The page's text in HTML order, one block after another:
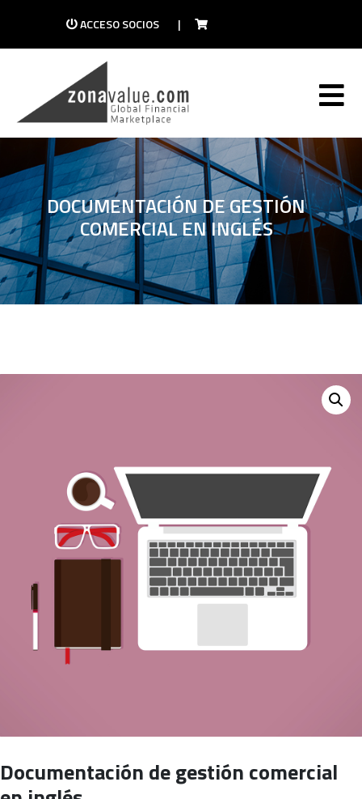
ACCESO SOCIOS |
DOCUMENTACIÓN DE GESTIÓN
COMERCIAL EN INGLÉS
Documentación de gestión comercial